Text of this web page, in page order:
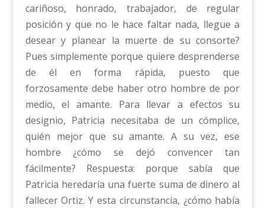
cariñoso, honrado, trabajador, de regular
posición y que no le hace faltar nada, llegue a
desear y planear la muerte de su consorte?
Pues simplemente porque quiere desprenderse
de él en forma rápida, puesto que
forzosamente debe haber otro hombre de por
medio, el amante. Para llevar a efectos su
designio, Patricia necesitaba de un cómplice,
quién mejor que su amante. A su vez, ese
hombre ¿cómo se dejó convencer tan
fácilmente? Respuesta: porque sabía que
Patricia heredaría una fuerte suma de dinero al
fallecer Ortiz. Y esta circunstancia, ¿cómo había